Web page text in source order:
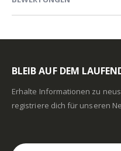
BLEIB AUF DEM
Erhalte Informationen zu
registriere dich für unseren